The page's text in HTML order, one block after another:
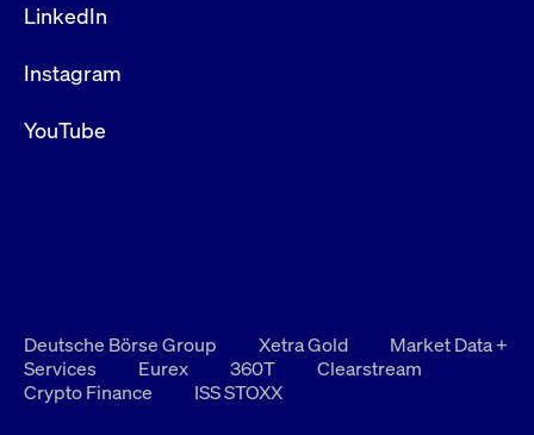
LinkedIn
Instagram
YouTube
Deutsche Börse Group Xetra Gold
Market Data +
Services
Eurex 360T
Clearstream
Crypto Finance
ISS STOXX